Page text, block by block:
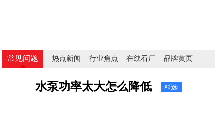
常见问题 热点新闻 行业焦点 在线看厂 品牌黄页
水泵功率太大怎么降低 精选